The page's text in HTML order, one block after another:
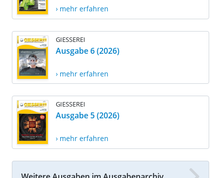
› mehr erfahren
GIESSEREI
Ausgabe 6 (2026)
› mehr erfahren
GIESSEREI
Ausgabe 5 (2026)
› mehr erfahren